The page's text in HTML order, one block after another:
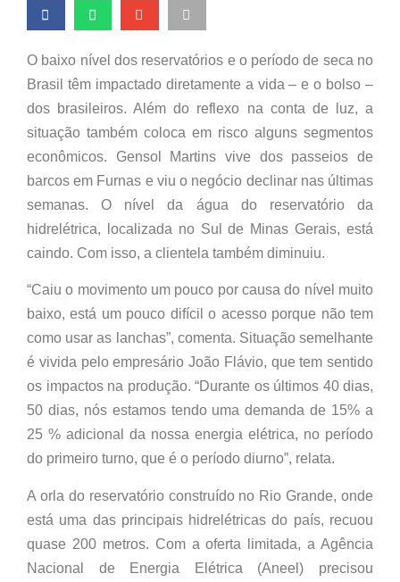
O baixo nível dos reservatórios e o período de seca no
Brasil têm impactado diretamente a vida – e o bolso –
dos brasileiros. Além do reflexo na conta de luz, a
situação também coloca em risco alguns segmentos
econômicos. Gensol Martins vive dos passeios de
barcos em Furnas e viu o negócio declinar nas últimas
semanas. O nível da água do reservatório da
hidrelétrica, localizada no Sul de Minas Gerais, está
caindo. Com isso, a clientela também diminuiu.
“Caiu o movimento um pouco por causa do nível muito
baixo, está um pouco difícil o acesso porque não tem
como usar as lanchas”, comenta. Situação semelhante
é vivida pelo empresário João Flávio, que tem sentido
os impactos na produção. “Durante os últimos 40 dias,
50 dias, nós estamos tendo uma demanda de 15% a
25 % adicional da nossa energia elétrica, no período
do primeiro turno, que é o período diurno”, relata.
A orla do reservatório construído no Rio Grande, onde
está uma das principais hidrelétricas do país, recuou
quase 200 metros. Com a oferta limitada, a Agência
Nacional de Energia Elétrica (Aneel) precisou